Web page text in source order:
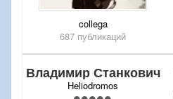
collega
687 публикаций
Владимир Станкович
Heliodromos